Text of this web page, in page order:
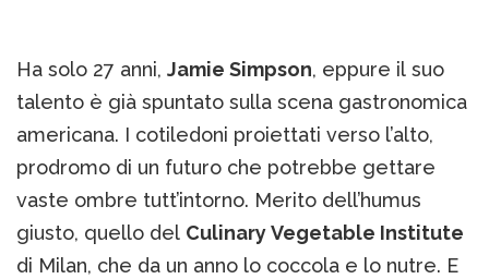
Ha solo 27 anni, Jamie Simpson, eppure il suo
talento è già spuntato sulla scena gastronomica
americana. I cotiledoni proiettati verso l’alto,
prodromo di un futuro che potrebbe gettare
vaste ombre tutt’intorno. Merito dell’humus
giusto, quello del Culinary Vegetable Institute
di Milan, che da un anno lo coccola e lo nutre. E